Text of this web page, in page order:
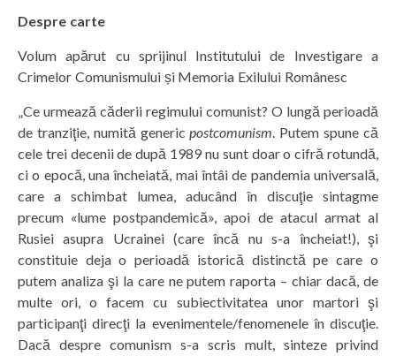
Despre carte
Volum apărut cu sprijinul Institutului de Investigare a
Crimelor Comunismului și Memoria Exilului Românesc
„Ce urmează căderii regimului comunist? O lungă perioadă
de tranziţie, numită genericpostcomunism. Putem spune că
cele trei decenii de după 1989 nu sunt doar o cifră rotundă,
ci o epocă, una încheiată, mai întâi de pandemia universală,
care a schimbat lumea, aducând în discuţie sintagme
precum «lume postpandemică», apoi de atacul armat al
Rusiei asupra Ucrainei (care încă nu s-a încheiat!), şi
constituie deja o perioadă istorică distinctă pe care o
putem analiza şi la care ne putem raporta – chiar dacă, de
multe ori, o facem cu subiectivitatea unor martori şi
participanţi direcţi la evenimentele/fenomenele în discuţie.
Dacă despre comunism s-a scris mult, sinteze privind